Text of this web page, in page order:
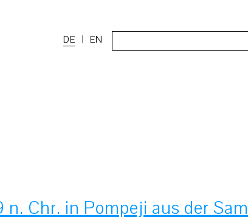
DE EN
Chr. in Pompeji aus der